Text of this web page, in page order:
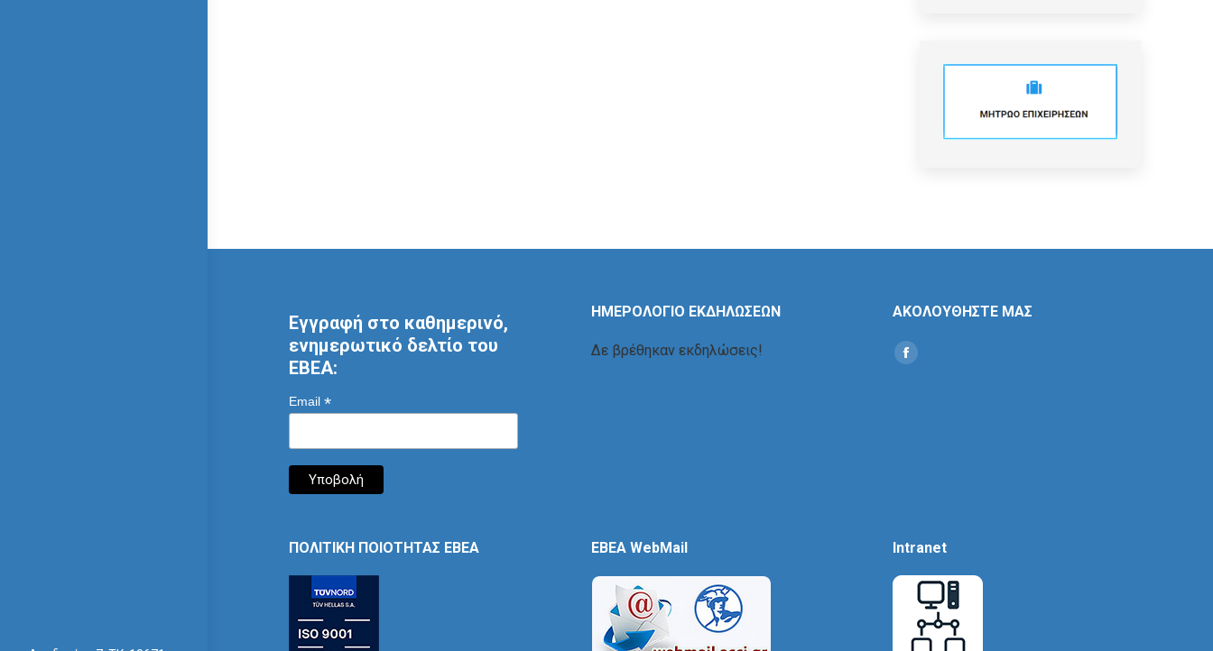
Εγγραφή στο καθημερινό,
ενημερωτικό δελτίο του
ΕΒΕΑ:
Email *
ΗΜΕΡΟΛΟΓΙΟ ΕΚΔΗΛΩΣΕΩΝ
Δε βρέθηκαν εκδηλώσεις!
ΑΚΟΛΟΥΘΗΣΤΕ ΜΑΣ
Find us on:
Social
ΠΟΛΙΤΙΚΗ ΠΟΙΟΤΗΤΑΣ ΕΒΕΑ EBEA WebMail Intranet